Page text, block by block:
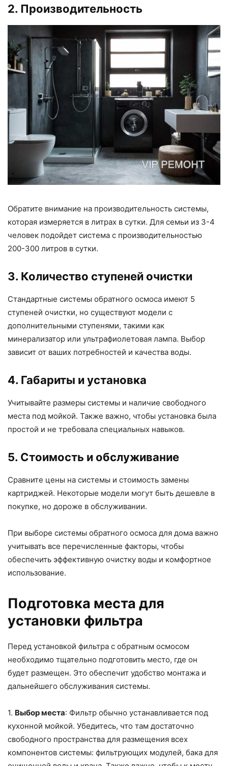
2. Производительность
Обратите внимание на производительность системы,
которая измеряется в литрах в сутки. Для семьи из 3-4
человек подойдет система с производительностью
200-300 литров в сутки.
3. Количество ступеней очистки
Стандартные системы обратного осмоса имеют 5
ступеней очистки, но существуют модели с
дополнительными ступенями, такими как
минерализатор или ультрафиолетовая лампа. Выбор
зависит от ваших потребностей и качества воды.
4. Габариты и установка
Учитывайте размеры системы и наличие свободного
места под мойкой. Также важно, чтобы установка была
простой и не требовала специальных навыков.
5. Стоимость и обслуживание
Сравните цены на системы и стоимость замены
картриджей. Некоторые модели могут быть дешевле в
покупке, но дороже в обслуживании.
При выборе системы обратного осмоса для дома важно
учитывать все перечисленные факторы, чтобы
обеспечить эффективную очистку воды и комфортное
использование.
Подготовка места для
установки фильтра
Перед установкой фильтра с обратным осмосом
необходимо тщательно подготовить место, где он
будет размещен. Это обеспечит удобство монтажа и
дальнейшего обслуживания системы.
1. Выбор места: Фильтр обычно устанавливается под
кухонной мойкой. Убедитесь, что там достаточно
свободного пространства для размещения всех
компонентов системы: фильтрующих модулей, бака для